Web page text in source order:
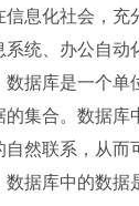
息化社会，
统、办公自
据库是一个
集合。数据
然联系，从
据库中的数